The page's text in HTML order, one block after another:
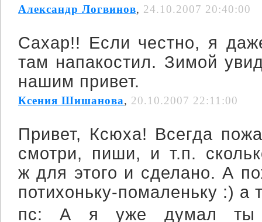
Александр Логвинов, 24.10.2007 20:40:00
Сахар!! Если честно, я
там напакостил. Зимой
нашим привет.
Ксения Шишанова, 20.10.2007 22:11:00
Привет, Ксюха! Всегда
смотри, пиши, и т.п.
ж для этого и сделано. А
потихоньку-помаленьку :) а
пс: А я уже думал ты